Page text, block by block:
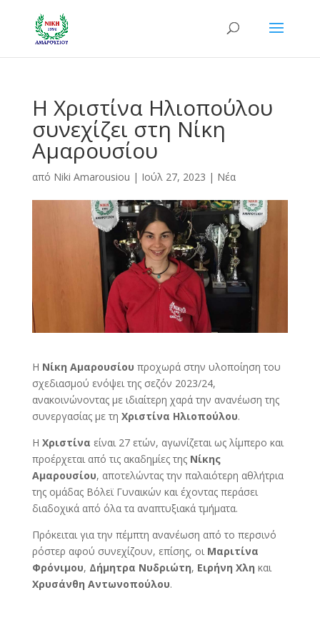
Η Χριστίνα Ηλιοπούλου
συνεχίζει στη Νίκη
Αμαρουσίου
από Niki Amarousiou | Ιούλ 27, 2023 | Νέα
Η Νίκη Αμαρουσίου προχωρά στην υλοποίηση του
σχεδιασμού ενόψει της σεζόν 2023/24,
ανακοινώνοντας με ιδιαίτερη χαρά την ανανέωση της
συνεργασίας με τη Χριστίνα Ηλιοπούλου.
Η Χριστίνα είναι 27 ετών, αγωνίζεται ως λίμπερο και
προέρχεται από τις ακαδημίες της Νίκης
Αμαρουσίου, αποτελώντας την παλαιότερη αθλήτρια
της ομάδας Βόλεϊ Γυναικών και έχοντας περάσει
διαδοχικά από όλα τα αναπτυξιακά τμήματα.
Πρόκειται για την πέμπτη ανανέωση από το περσινό
ρόστερ αφού συνεχίζουν, επίσης, οι Μαριτίνα
Φρόνιμου, Δήμητρα Νυδριώτη, Ειρήνη Χλη και
Χρυσάνθη Αντωνοπούλου.